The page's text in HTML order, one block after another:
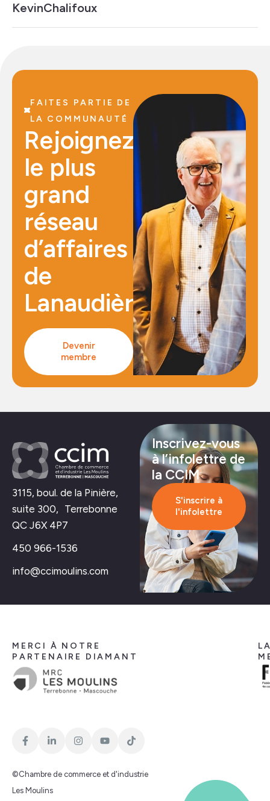
KevinChalifoux
FAITES PARTIE DE
LA COMMUNAUTÉ
Rejoignez
le plus
grand
réseau
d’affaires
de
Lanaudière
Devenir
membre
3115, boul. de la Pinière,
suite 300, Terrebonne
QC J6X 4P7
450 966-1536
info@ccimoulins.com
Inscrivez-vous
à l’infolettre de
la CCIM
S'inscrire à
l'infolettre
MERCI À NOTRE
PARTENAIRE DIAMANT
©Chambre de commerce et d'industrie
Les Moulins